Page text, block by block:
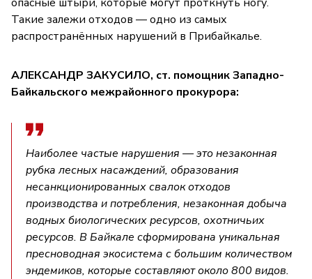
Такие залежи отходов — одно из самых
распространённых нарушений в Прибайкалье.
АЛЕКСАНДР ЗАКУСИЛО, ст. помощник Западно-
Байкальского межрайонного прокурора:
Наиболее частые нарушения — это незаконная
рубка лесных насаждений, образования
несанкционированных свалок отходов
производства и потребления, незаконная добыча
водных биологических ресурсов, охотничьих
ресурсов. В Байкале сформирована уникальная
пресноводная экосистема с большим количеством
эндемиков, которые составляют около 800 видов.